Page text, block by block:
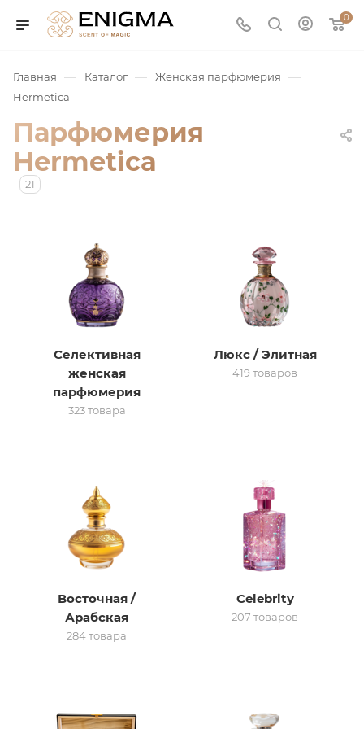
0
сертификат
Главная — Каталог — Женская парфюмерия —
Hermetica
Парфюмерия
Hermetica
21
Селективная
женская
парфюмерия
323 товара
Люкс / Элитная
419 товаров
Восточная /
Арабская
284 товара
Celebrity
207 товаров